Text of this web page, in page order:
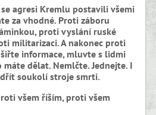
agresi Kremlu postavili všemi
za vhodné. Proti záboru
proti vyslání ruské
militarizaci. A nakonec proti
informace, mluvte s lidmi
dělat. Nemlčte. Jednejte. I
soukolí stroje smrti.
všem říším, proti všem